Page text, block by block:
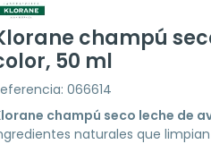
champú
50 ml
066614
champú seco leche de
naturales que